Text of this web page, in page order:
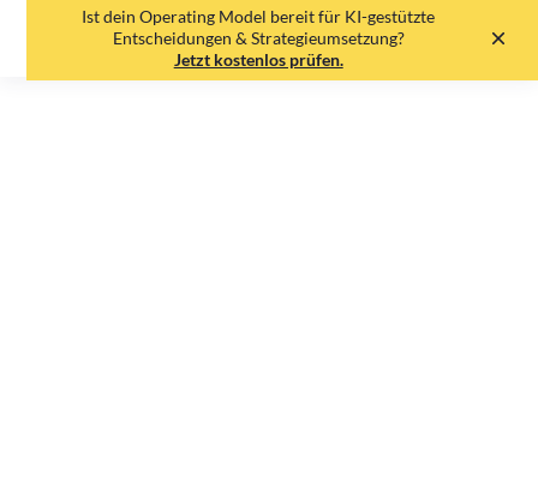
Ist dein Operating Model bereit für KI-gestützte
Entscheidungen & Strategieumsetzung?
Jetzt kostenlos prüfen.